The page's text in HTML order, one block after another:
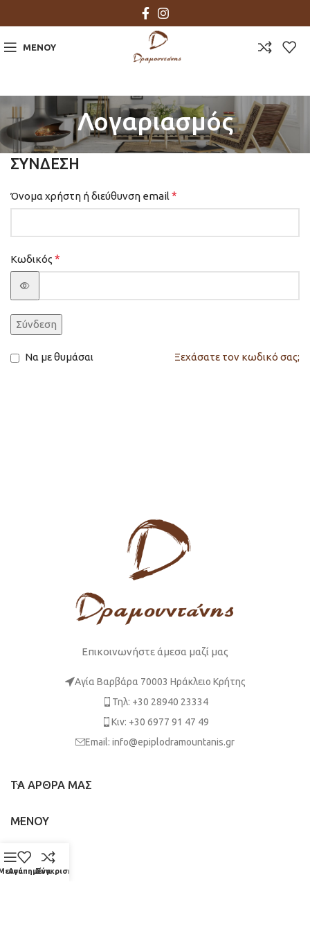
ΜΕΝΟΎ
Λογαριασμός
ΣΎΝΔΕΣΗ
Όνομα χρήστη ή διεύθυνση email *
Κωδικός *
Σύνδεση
Ξεχάσατε τον κωδικό σας;
Να με θυμάσαι
Επικοινωνήστε άμεσα μαζί μας
Αγία Βαρβάρα 70003 Ηράκλειο Κρήτης
Τηλ: +30 28940 23334
Κιν: +30 6977 91 47 49
Email: info@epiplodramountanis.gr
ΤΑ ΑΡΘΡΑ ΜΑΣ
ΜΕΝΟΥ
ΧΡΗΣΙΜΑ
ΑγαπημέναΣύγκριση